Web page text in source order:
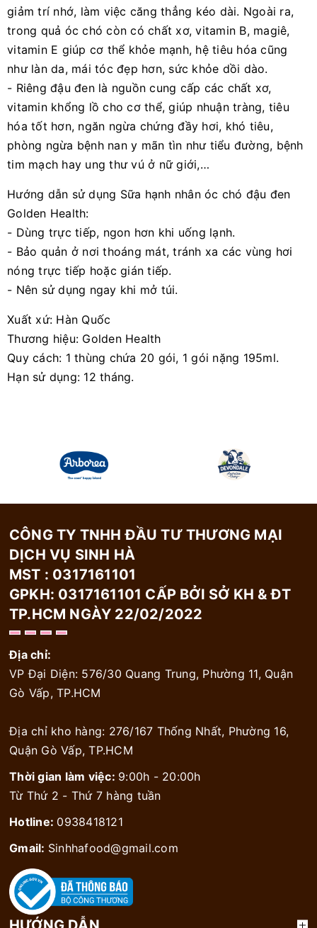
giảm trí nhớ, làm việc căng thẳng kéo dài. Ngoài ra,
trong quả óc chó còn có chất xơ, vitamin B, magiê,
vitamin E giúp cơ thể khỏe mạnh, hệ tiêu hóa cũng
như làn da, mái tóc đẹp hơn, sức khỏe dồi dào.
- Riêng đậu đen là nguồn cung cấp các chất xơ,
vitamin khổng lồ cho cơ thể, giúp nhuận tràng, tiêu
hóa tốt hơn, ngăn ngừa chứng đầy hơi, khó tiêu,
phòng ngừa bệnh nan y mãn tìn như tiểu đường, bệnh
tim mạch hay ung thư vú ở nữ giới,…
Hướng dẫn sử dụng Sữa hạnh nhân óc chó đậu đen
Golden Health:
- Dùng trực tiếp, ngon hơn khi uống lạnh.
- Bảo quản ở nơi thoáng mát, tránh xa các vùng hơi
nóng trực tiếp hoặc gián tiếp.
- Nên sử dụng ngay khi mở túi.
Xuất xứ: Hàn Quốc
Thương hiệu: Golden Health
Quy cách: 1 thùng chứa 20 gói, 1 gói nặng 195ml.
Hạn sử dụng: 12 tháng.
CÔNG TY TNHH ĐẦU TƯ THƯƠNG MẠI
DỊCH VỤ SINH HÀ
MST : 0317161101
GPKH: 0317161101 CẤP BỞI SỞ KH & ĐT
TP.HCM NGÀY 22/02/2022
Địa chỉ:
VP Đại Diện: 576/30 Quang Trung, Phường 11, Quận
Gò Vấp, TP.HCM
Địa chỉ kho hàng: 276/167 Thống Nhất, Phường 16,
Quận Gò Vấp, TP.HCM
Thời gian làm việc: 9:00h - 20:00h
Từ Thứ 2 - Thứ 7 hàng tuần
Hotline: 0938418121
Gmail: Sinhhafood@gmail.com